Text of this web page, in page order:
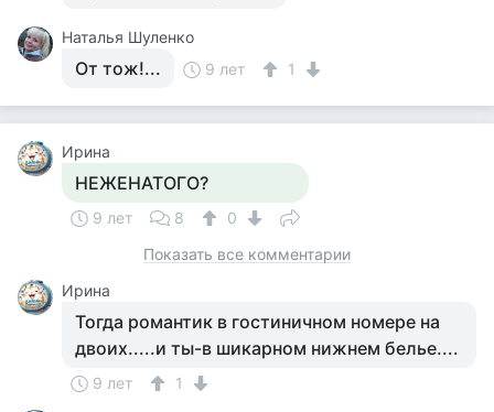
Наталья Шуленко
От тож!... 9 лет 1
Ирина
НЕЖЕНАТОГО?
9 лет 8
0
Показать все комментарии
Ирина
Тогда романтик в гостиничном номере на
двоих.....и ты-в шикарном нижнем белье....
9 лет
1